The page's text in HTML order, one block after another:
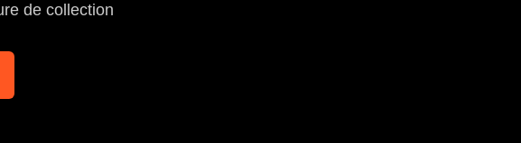
de collection